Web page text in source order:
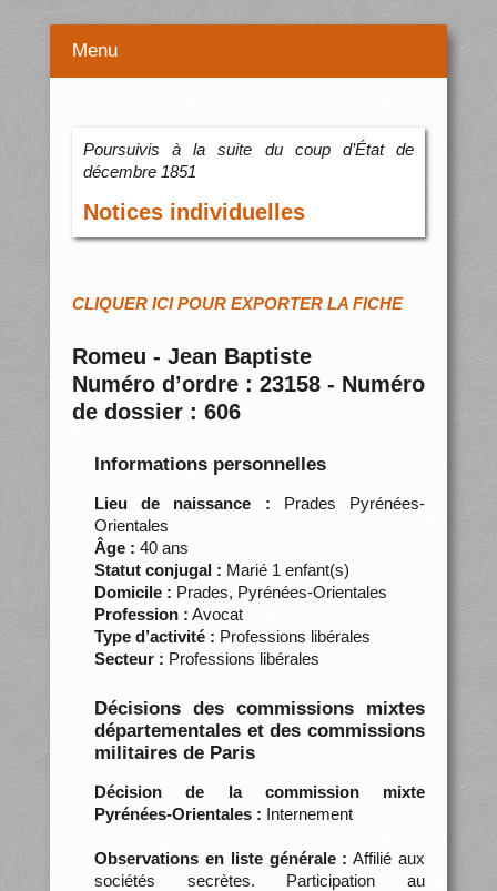
Menu
Poursuivis à la suite du coup d’État de
décembre 1851
Notices individuelles
CLIQUER ICI POUR EXPORTER LA FICHE
Romeu - Jean Baptiste
Numéro d’ordre : 23158 - Numéro
de dossier : 606
Informations personnelles
Lieu de naissance : Prades Pyrénées-
Orientales
Âge : 40 ans
Statut conjugal : Marié 1 enfant(s)
Domicile : Prades, Pyrénées-Orientales
Profession : Avocat
Type d’activité : Professions libérales
Secteur : Professions libérales
Décisions des commissions mixtes
départementales et des commissions
militaires de Paris
Décision de la commission mixte
Pyrénées-Orientales : Internement
Observations en liste générale : Affilié aux
sociétés secrètes. Participation au